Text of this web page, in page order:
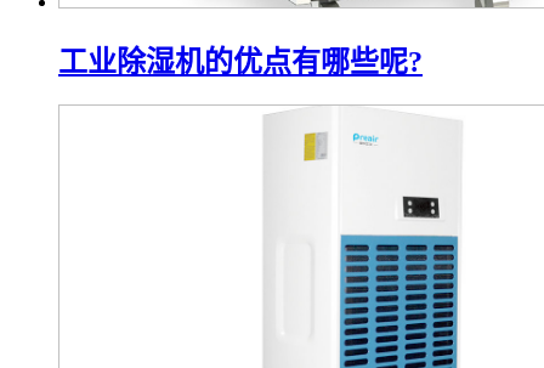
工业除湿机的优点有哪些呢?